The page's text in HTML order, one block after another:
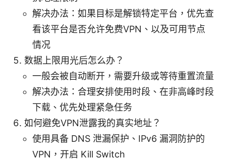
解决办法：如果目标是解锁特定平台，优先查
看该平台是否允许免费VPN、以及可用节点
情况
数据上限用光后怎么办？
一般会被自动断开，需要升级或等待重置流量
解决办法：合理安排使用时段、在非高峰时段
下载、优先处理紧急任务
如何避免VPN泄露我的真实地址？
使用具备 DNS 泄漏保护、IPv6 漏洞防护的
VPN，开启 Kill Switch